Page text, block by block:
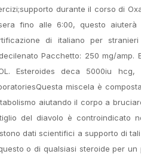
durante il corso di
fino alle 6:00, questo
di italiano per stranieri
Pacchetto: 250 mg/amp.
Esteroides deca 5000iu
miscela è
aiutando il corpo a
del diavolo è controindicato
dati scientifici a supporto di
o di qualsiasi steroide per